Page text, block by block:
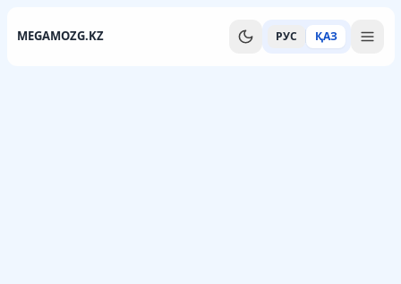
MEGAMOZG.KZ РУС ҚАЗ